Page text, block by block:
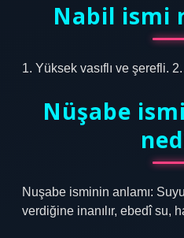
Nabil ismi
1. Yüksek vasıflı ve şerefli.
Nüşabe
Nuşabe isminin anlamı:
verdiğine inanılır, ebedî su,